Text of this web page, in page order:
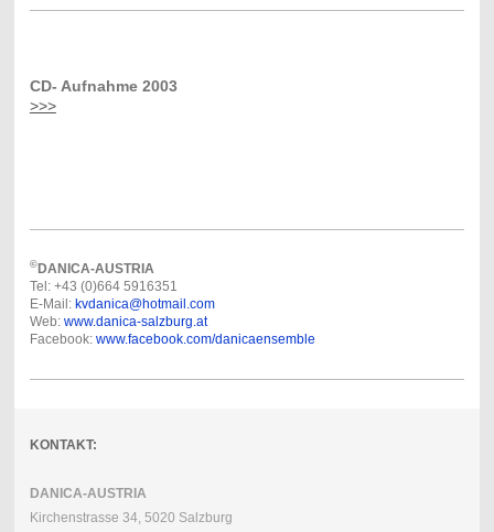
CD- Aufnahme 2003
>>>
©DANICA-AUSTRIA
Tel: +43 (0)664 5916351
E-Mail: kvdanica@hotmail.com
Web: www.danica-salzburg.at
Facebook: www.facebook.com/danicaensemble
KONTAKT:
DANICA-AUSTRIA
Kirchenstrasse 34, 5020 Salzburg